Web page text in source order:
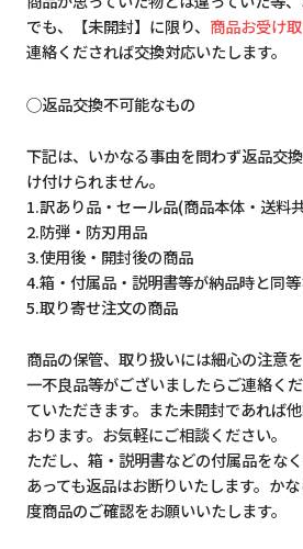
でも、【未開封】に限り、 商品お受け
連絡くだされば交換対応いたします。
◯返品交換不可能なもの
下記は、いかなる事由を問わず返品交
け付けられません。
1.訳あり品・セール品(商品本体・送料
2.防弾・防刃用品
3.使用後・開封後の商品
4.箱・付属品・説明書等が納品時と同
5.取り寄せ注文の商品
商品の保管、取り扱いには細心の注意
一不良品等がございましたらご連絡く
ていただきます。また未開封であれば
おります。お気軽にご相談ください。
ただし、箱・説明書などの付属品をな
あっても返品はお断りいたします。か
度商品のご確認をお願いいたします。